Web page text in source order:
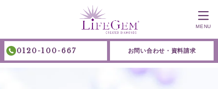
0120-100-667 お問い合わせ・資料請求
MENU